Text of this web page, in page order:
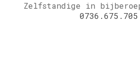
Zelfstandige in bijberoep
0736.675.705